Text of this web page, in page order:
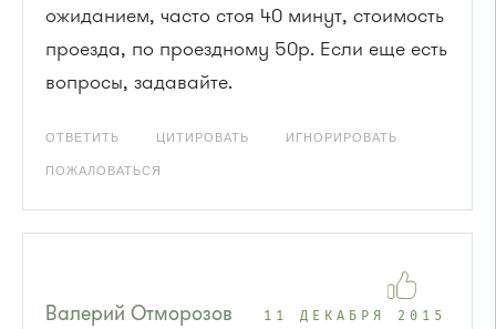
ожиданием, часто стоя 40 минут, стоимость
проезда, по проездному 50р. Если еще есть
вопросы, задавайте.
ОТВЕТИТЬ ЦИТИРОВАТЬ ИГНОРИРОВАТЬ
ПОЖАЛОВАТЬСЯ
Валерий Отморозов 11 ДЕКАБРЯ 2015